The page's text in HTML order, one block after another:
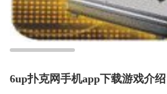
6up扑克网手机app下载游戏介绍